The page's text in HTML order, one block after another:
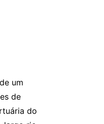
um
de
do